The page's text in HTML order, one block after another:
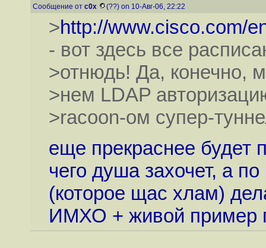
Сообщение от c0x (??) on 10-Авг-06, 22:22
>http://www.cisco.com/
- вот здесь все
>отнюдь! Да, конечно,
>нем LDAP
>racoon-ом супер-
еще прекраснее будет
чего душа захочет, а
(которое щас хлам)
ИМХО + живой пример